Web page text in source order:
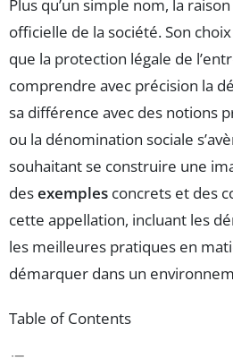
Plus qu’un simple nom, la
officielle de la société. Son
que la protection légale de
comprendre avec précision la
sa différence avec des notions
ou la dénomination sociale
souhaitant se construire une
desexemples concrets et des
cette appellation, incluant les
les meilleures pratiques en
démarquer dans un
Table of Contents